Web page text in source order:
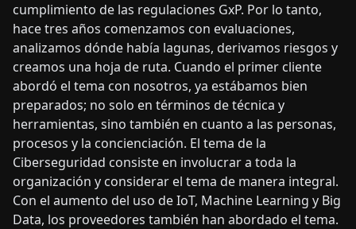
cumplimiento de las regulaciones GxP. Por lo tanto,
hace tres años comenzamos con evaluaciones,
analizamos dónde había lagunas, derivamos riesgos y
creamos una hoja de ruta. Cuando el primer cliente
abordó el tema con nosotros, ya estábamos bien
preparados; no solo en términos de técnica y
herramientas, sino también en cuanto a las personas,
procesos y la concienciación. El tema de la
Ciberseguridad consiste en involucrar a toda la
organización y considerar el tema de manera integral.
Con el aumento del uso de IoT, Machine Learning y Big
Data, los proveedores también han abordado el tema.